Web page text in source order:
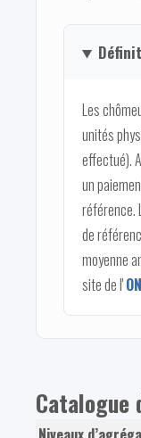
Les
unités
effectué).
un
référence.
de
moyenne
site de l'
Catalogue